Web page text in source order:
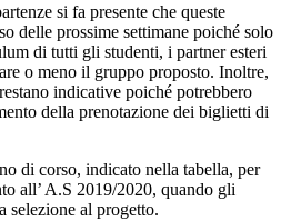
si fa presente che queste
delle prossime settimane poiché solo
di tutti gli studenti, i partner esteri
o meno il gruppo proposto. Inoltre,
indicative poiché potrebbero
della prenotazione dei biglietti di
di corso, indicato nella tabella, per
all’ A.S 2019/2020, quando gli
selezione al progetto.